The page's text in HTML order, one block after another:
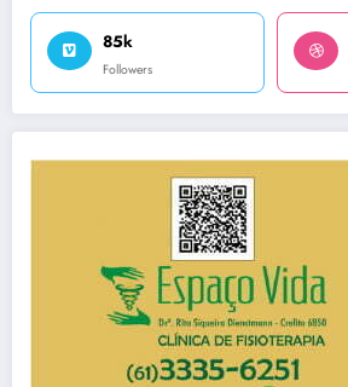
85k
Followers